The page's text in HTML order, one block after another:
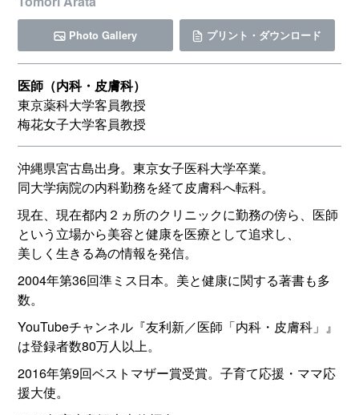
Photo Gallery プリント・ダウンロード
医師（内科・皮膚科）
東京薬科大学客員教授
梅花女子大学客員教授
沖縄県宮古島出身。東京女子医科大学卒業。
同大学病院の内科勤務を経て皮膚科へ転科。
現在、現在都内２ヵ所のクリニックに勤務の傍ら、医師
という立場から美容と健康を医療として追求し、
美しく生きる為の情報を発信。
2004年第36回準ミス日本。美と健康に関する著書も多
数。
YouTubeチャンネル『友利新／医師「内科・皮膚科」』
は登録者数80万人以上。
2016年第9回ベストマザー賞受賞。子育て応援・ママ応
援大使。